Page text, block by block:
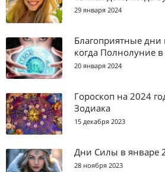
29 января 2024
Благоприятные дни
когда Полнолуние
20 января 2024
Гороскоп на 2024
Зодиака
15 декабря 2023
Дни Силы в январе
28 ноября 2023